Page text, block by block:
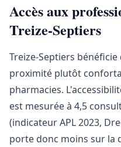
Accès aux
Treize-Septiers
Treize-Septiers
proximité plutôt
pharmacies.
est mesurée à 4,5
(indicateur APL 2023,
porte donc moins sur la